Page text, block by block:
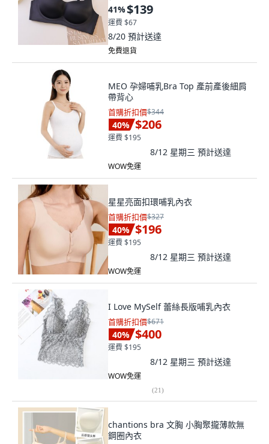
41%$139
運費 $67
8/20 預計送達
免費退貨
MEO 孕婦哺乳Bra Top 產前產後細肩
帶背心
首購折扣價$344
40% $206
運費 $195
8/12 星期三 預計送達
WOW免運
星星亮面扣環哺乳內衣
首購折扣價$327
40% $196
運費 $195
8/12 星期三 預計送達
WOW免運
I Love MySelf 蕾絲長版哺乳內衣
首購折扣價$671
40% $400
運費 $195
8/12 星期三 預計送達
WOW免運
(21)
chantions bra 文胸 小胸聚攏薄款無
鋼圈內衣